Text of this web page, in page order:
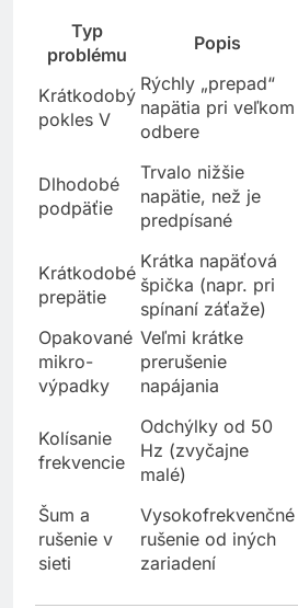
Typ
Krátkodobý
Rýchly „prepad“
napätia pri veľkom
Dlhodobé
Trvalo nižšie
napätie, než je
Krátkodobé
Krátka napäťová
špička (napr. pri
spínaní záťaže)
Opakované
mikro-
Veľmi krátke
prerušenie
Kolísanie
Odchýlky od 50
Hz (zvyčajne
Šum a
rušenie v
Vysokofrekvenčné
rušenie od iných